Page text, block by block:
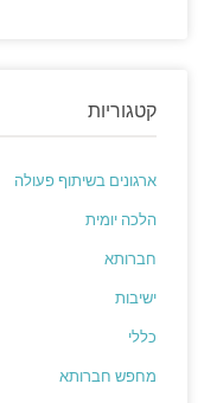
קטגוריות
ארגונים בשיתוף פעולה
הלכה יומית
חברותא
ישיבות
כללי
מחפש חברותא